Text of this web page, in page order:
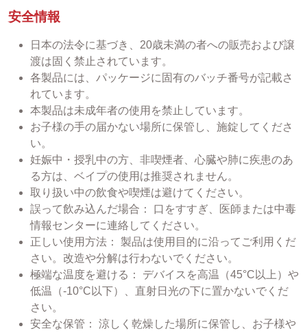
安全情報
日本の法令に基づき、20歳未満の者への販売および譲
渡は固く禁止されています。
各製品には、パッケージに固有のバッチ番号が記載さ
れています。
本製品は未成年者の使用を禁止しています。
お子様の手の届かない場所に保管し、施錠してくださ
い。
妊娠中・授乳中の方、非喫煙者、心臓や肺に疾患のあ
る方は、ベイプの使用は推奨されません。
取り扱い中の飲食や喫煙は避けてください。
誤って飲み込んだ場合： 口をすすぎ、医師または中毒
情報センターに連絡してください。
正しい使用方法： 製品は使用目的に沿ってご利用くだ
さい。改造や分解は行わないでください。
極端な温度を避ける： デバイスを高温（45°C以上）や
低温（-10°C以下）、直射日光の下に置かないでくだ
さい。
安全な保管： 涼しく乾燥した場所に保管し、お子様や